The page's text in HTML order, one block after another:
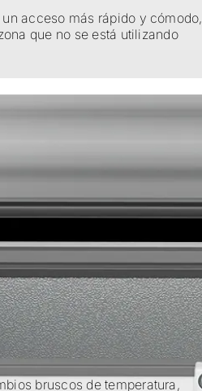
acceso más rápido y cómodo,
que no se está utilizando
bruscos de temperatura,